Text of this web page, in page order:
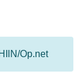
Op.net